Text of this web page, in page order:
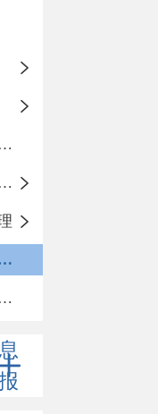
政府信息主动公开基本目录
基层政务公开标准化目录
建设年度报告
招标投标行业监督责任清单